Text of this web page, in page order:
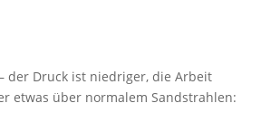
der Druck ist niedriger, die Arbeit
etwas über normalem Sandstrahlen: